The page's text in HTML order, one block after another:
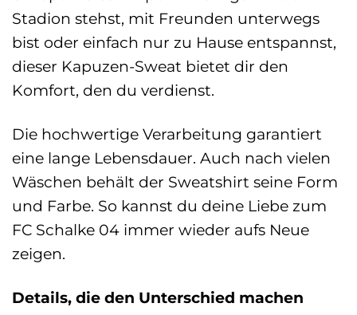
Stadion stehst, mit Freunden unterwegs
bist oder einfach nur zu Hause entspannst,
dieser Kapuzen-Sweat bietet dir den
Komfort, den du verdienst.
Die hochwertige Verarbeitung garantiert
eine lange Lebensdauer. Auch nach vielen
Wäschen behält der Sweatshirt seine Form
und Farbe. So kannst du deine Liebe zum
FC Schalke 04 immer wieder aufs Neue
zeigen.
Details, die den Unterschied machen